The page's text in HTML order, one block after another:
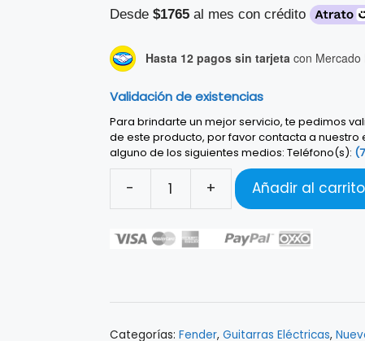
Desde $1765al mes con crédito
Hasta 12 pagos sin tarjetacon Mercado
Validación de existencias
Para brindarte un mejor servicio, te pedimos
de este producto, por favor contacta a
alguno de los siguientes medios: Teléfono(s):
-
GUITARRA
FENDER
TELECASTER
+ Añadir al carrito
Categorías: Fender, Guitarras Eléctricas,